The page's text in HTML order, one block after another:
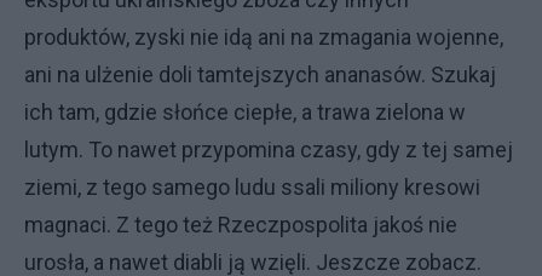
produktów, zyski nie idą ani na zmagania wojenne,
ani na ulżenie doli tamtejszych ananasów. Szukaj
ich tam, gdzie słońce ciepłe, a trawa zielona w
lutym. To nawet przypomina czasy, gdy z tej samej
ziemi, z tego samego ludu ssali miliony kresowi
magnaci. Z tego też Rzeczpospolita jakoś nie
urosła, a nawet diabli ją wzięli. Jeszcze zobacz.